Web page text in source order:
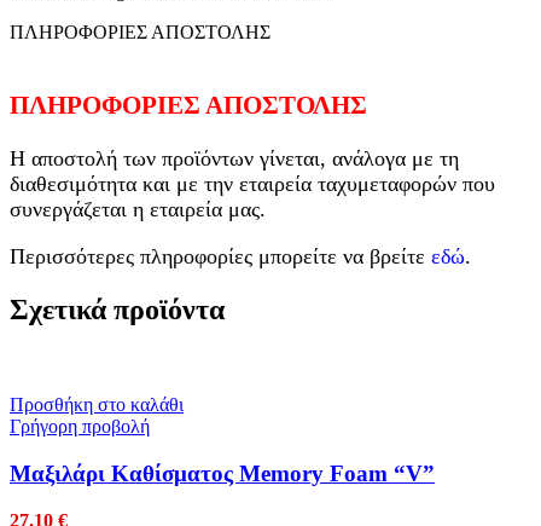
ΠΛΗΡΟΦΟΡΙΕΣ ΑΠΟΣΤΟΛΗΣ
ΠΛΗΡΟΦΟΡΙΕΣ ΑΠΟΣΤΟΛΗΣ
Η αποστολή των προϊόντων γίνεται, ανάλογα με τη
διαθεσιμότητα και με την εταιρεία ταχυμεταφορών που
συνεργάζεται η εταιρεία μας.
Περισσότερες πληροφορίες μπορείτε να βρείτε εδώ.
Σχετικά προϊόντα
Προσθήκη στο καλάθι
Γρήγορη προβολή
Mαξιλάρι Kαθίσματος Memory Foam “V”
27.10 €